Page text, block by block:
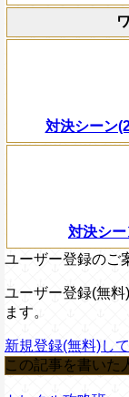
対決シーン
対決シー
ユーザー登録のご
ユーザー登録(無
ます。
新規登録(無料)し
この記事を書いた